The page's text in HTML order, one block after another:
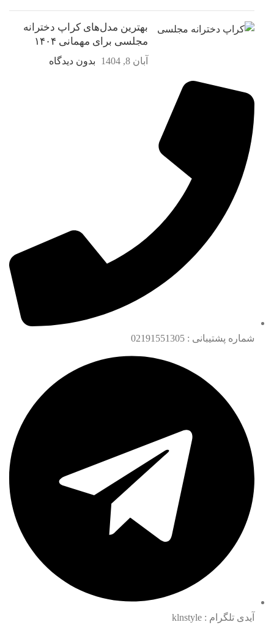
بهترین مدل‌های کراپ دخترانه
مجلسی برای مهمانی ۱۴۰۴
آبان 8, 1404 بدون دیدگاه
شماره پشتیبانی : 02191551305
آیدی تلگرام : klnstyle